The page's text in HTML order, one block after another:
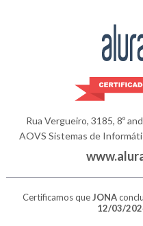
Rua Vergueiro, 3185, 8º
AOVS Sistemas de
Certificamos queJONA
12/03/